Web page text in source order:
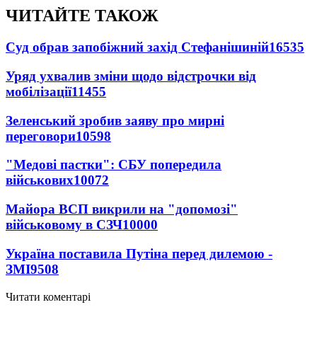
ЧИТАЙТЕ ТАКОЖ
Суд обрав запобіжний захід Стефанішиній16535
Уряд ухвалив зміни щодо відстрочки від
мобілізації11455
Зеленський зробив заяву про мирні
переговори10598
"Медові пастки": СБУ попередила
військових10072
Майора ВСП викрили на "допомозі"
військовому в СЗЧ10000
Україна поставила Путіна перед дилемою -
ЗМІ9508
Читати коментарі